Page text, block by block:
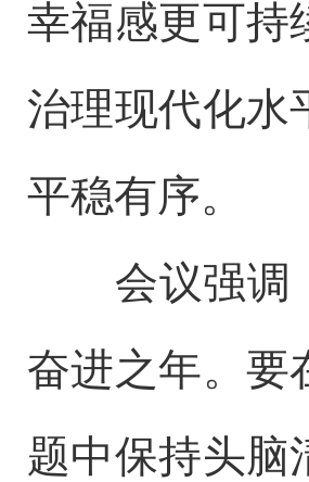
幸福感更可持
治理现代化水
平稳有序。
会议强调
奋进之年。要
题中保持头脑